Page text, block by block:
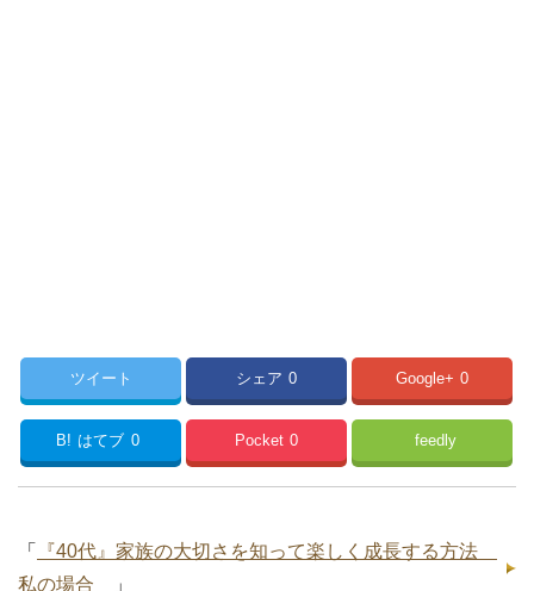
ツイート シェア 0 Google+ 0
B! はてブ 0 Pocket 0 feedly
「
『40代』家族の大切さを知って楽しく成長する方法
私の場合
」